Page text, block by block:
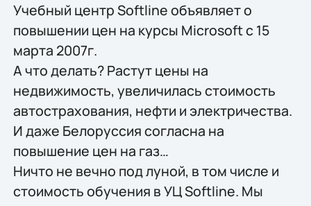
Учебный центр Softline объявляет о
повышении цен на курсы Microsoft c 15
марта 2007г.
А что делать? Растут цены на
недвижимость, увеличилась стоимость
автострахования, нефти и электричества.
И даже Белоруссия согласна на
повышение цен на газ…
Ничто не вечно под луной, в том числе и
стоимость обучения в УЦ Softline. Мы